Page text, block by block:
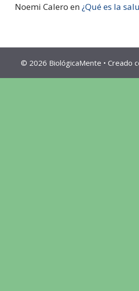
Noemi Calero en ¿Qué es la
© 2026 BiológicaMente • Creado